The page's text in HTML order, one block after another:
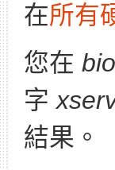
在所有
您在
字
結果。